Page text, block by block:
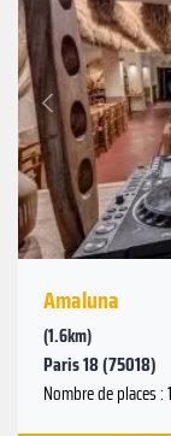
Précédent
Amaluna
(1.6km)
Paris 18 (75018)
Nombre de places :